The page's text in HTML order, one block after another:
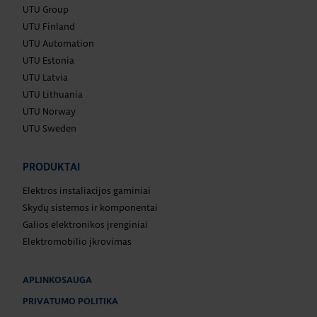
UTU Group
UTU Finland
UTU Automation
UTU Estonia
UTU Latvia
UTU Lithuania
UTU Norway
UTU Sweden
PRODUKTAI
Elektros instaliacijos gaminiai
Skydų sistemos ir komponentai
Galios elektronikos įrenginiai
Elektromobilio įkrovimas
APLINKOSAUGA
PRIVATUMO POLITIKA